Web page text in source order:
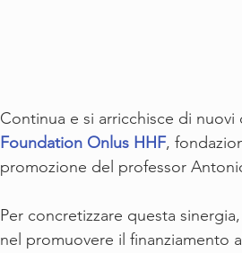
Continua e si arricchisce di
Foundation Onlus HHF,
promozione del professor
Per concretizzare questa
nel promuovere il finanziamento